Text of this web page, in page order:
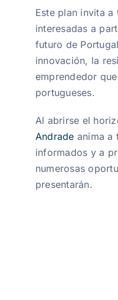
Este plan invita a
interesadas a
futuro de
innovación, la
emprendedor
portugueses.
Al abrirse el
Andrade anima a
informados y a
numerosas
presentarán.